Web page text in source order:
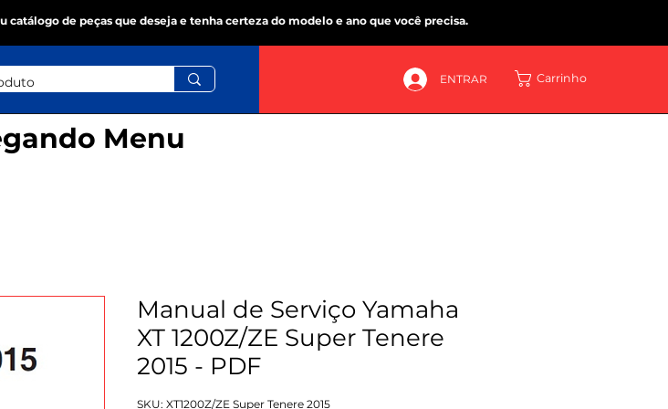
catálogo de peças que deseja e tenha certeza do modelo e ano que você precisa.
ENTRAR Carrinho
Menu
Manual de Serviço Yamaha
XT 1200Z/ZE Super Tenere
2015 - PDF
SKU: XT1200Z/ZE Super Tenere 2015